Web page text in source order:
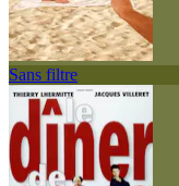
Sans filtre